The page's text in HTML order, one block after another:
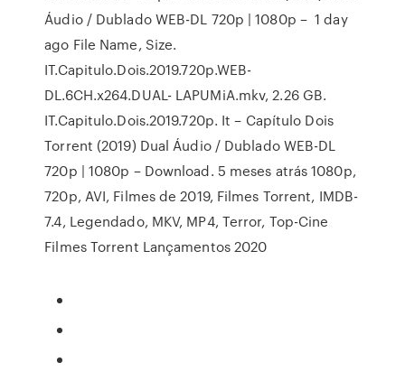
Áudio / Dublado WEB-DL 720p | 1080p – 1 day
ago File Name, Size.
IT.Capitulo.Dois.2019.720p.WEB-
DL.6CH.x264.DUAL- LAPUMiA.mkv, 2.26 GB.
IT.Capitulo.Dois.2019.720p. It – Capítulo Dois
Torrent (2019) Dual Áudio / Dublado WEB-DL
720p | 1080p – Download. 5 meses atrás 1080p,
720p, AVI, Filmes de 2019, Filmes Torrent, IMDB-
7.4, Legendado, MKV, MP4, Terror, Top-Cine
Filmes Torrent Lançamentos 2020